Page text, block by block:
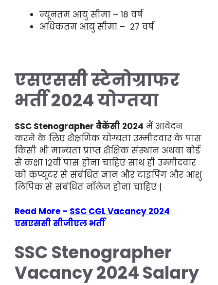
न्यूनतम आयु सीमा – 18 वर्ष
अधिकतम आयु सीमा – 27 वर्ष
एसएससी स्टेनोग्राफर
भर्ती 2024 योग्तया
SSC Stenographer वैकेंसी 2024 मैं आवेदन
करने के लिए शैक्षणिक योग्यता उम्मीदवार के पास
किसी भी मान्यता प्राप्त शैक्षिक संस्थान अथवा बोर्ड
से कक्षा 12वीं पास होना चाहिए साथ ही उम्मीदवार
को कंप्यूटर से संबंधित ज्ञान और टाइपिंग और आशु
लिपिक से संबंधित नॉलेज होना चाहिए |
Read More – SSC CGL Vacancy 2024
एसएससी सीजीएल भर्ती
SSC Stenographer
Vacancy 2024 Salary